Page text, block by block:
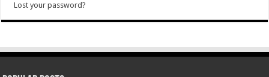
Lost your password?